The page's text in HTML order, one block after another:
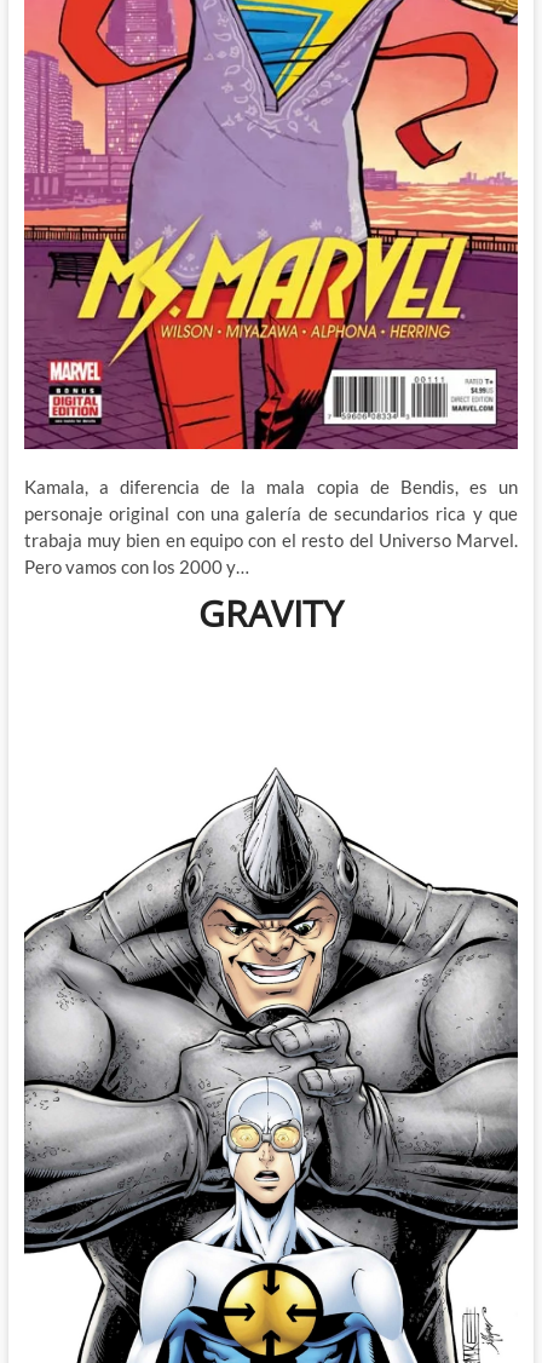
Kamala, a diferencia de la mala copia de Bendis, es un
personaje original con una galería de secundarios rica y que
trabaja muy bien en equipo con el resto del Universo Marvel.
Pero vamos con los 2000 y…
GRAVITY